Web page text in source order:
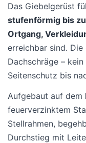
Das Giebelgerüst
stufenförmig bis
Ortgang,
erreichbar sind.
Dachschräge –
Seitenschutz bis
Aufgebaut auf dem
feuerverzinktem
Stellrahmen,
Durchstieg mit